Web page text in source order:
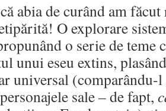
abia de curând am făcut
O explorare
o serie de teme
unui eseu extins,
universal (comparându-
sale – de fapt,